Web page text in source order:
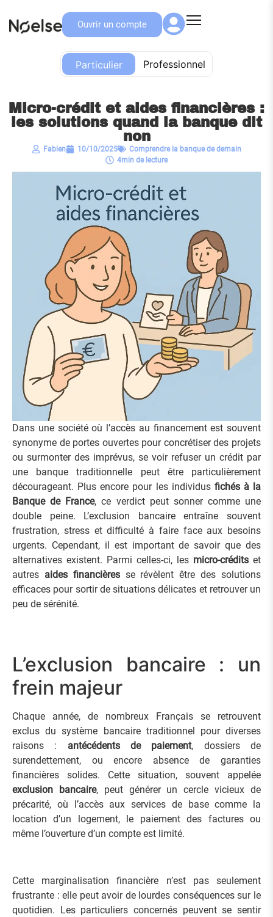
Ouvrir un compte
Particulier Professionnel
Particulier
Micro-crédit et aides financières :
les solutions quand la banque dit
non
Fabien 10/10/2025
Comprendre la banque de demain
4min de lecture
Dans une société où l’accès au financement est souvent
synonyme de portes ouvertes pour concrétiser des projets
ou surmonter des imprévus, se voir refuser un crédit par
une banque traditionnelle peut être particulièrement
décourageant. Plus encore pour les individus fichés à la
Banque de France, ce verdict peut sonner comme une
double peine. L’exclusion bancaire entraîne souvent
frustration, stress et difficulté à faire face aux besoins
urgents. Cependant, il est important de savoir que des
alternatives existent. Parmi celles-ci, les micro-crédits et
autres aides financièresse révèlent être des solutions
efficaces pour sortir de situations délicates et retrouver un
peu de sérénité.
L’exclusion bancaire : un
frein majeur
Chaque année, de nombreux Français se retrouvent
exclus du système bancaire traditionnel pour diverses
raisons : antécédents de paiement, dossiers de
surendettement, ou encore absence de garanties
financières solides. Cette situation, souvent appelée
exclusion bancaire, peut générer un cercle vicieux de
précarité, où l’accès aux services de base comme la
location d’un logement, le paiement des factures ou
même l’ouverture d’un compte est limité.
Cette marginalisation financière n’est pas seulement
frustrante : elle peut avoir de lourdes conséquences sur le
quotidien. Les particuliers concernés peuvent se sentir